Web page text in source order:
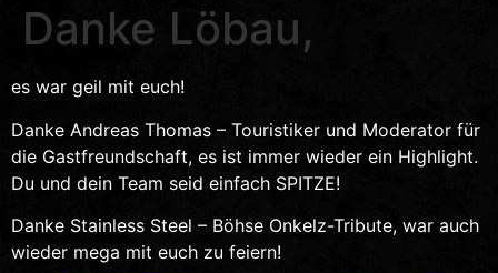
Danke Löbau,
es war geil mit euch!
Danke Andreas Thomas – Touristiker und Moderator für
die Gastfreundschaft, es ist immer wieder ein Highlight.
Du und dein Team seid einfach SPITZE!
Danke Stainless Steel – Böhse Onkelz-Tribute, war auch
wieder mega mit euch zu feiern!